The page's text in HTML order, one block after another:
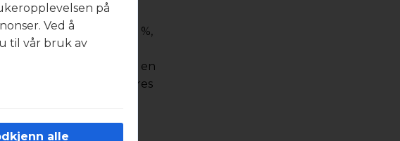
sett med
filterklasse ePM1 55 %,
områder
Filtermaterialet har en
fra Interfil leveres
på
Ved å
til vår bruk av
alle